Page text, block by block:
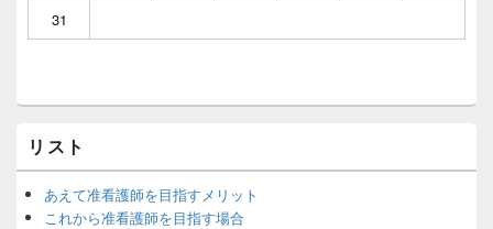
31
リスト
あえて准看護師を目指すメリット
これから准看護師を目指す場合